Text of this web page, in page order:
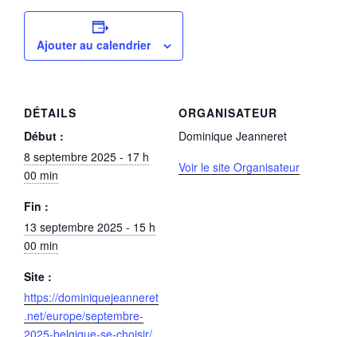
Ajouter au calendrier
DÉTAILS
Début :
8 septembre 2025 - 17 h
00 min
Fin :
13 septembre 2025 - 15 h
00 min
Site :
https://dominiquejeanneret
.net/europe/septembre-
2025-belgique-se-choisir/
ORGANISATEUR
Dominique Jeanneret
Voir le site Organisateur